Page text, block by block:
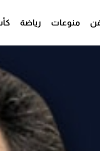
منوعات رياضة